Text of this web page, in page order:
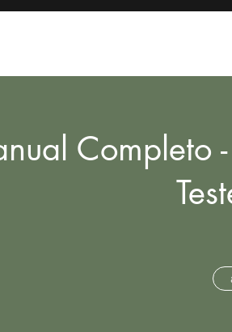
Completo